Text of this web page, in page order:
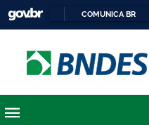
COMUNICA BR